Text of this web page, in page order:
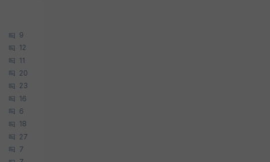
9
12
11
20
23
16
6
18
27
7